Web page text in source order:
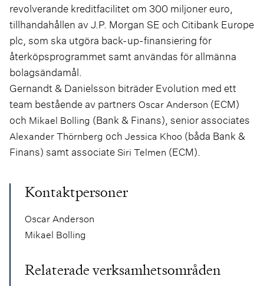
revolverande kreditfacilitet om 300 miljoner euro,
tillhandahållen av J.P. Morgan SE och Citibank Europe
plc, som ska utgöra back-up-finansiering för
återköpsprogrammet samt användas för allmänna
bolagsändamål.
Gernandt & Danielsson biträder Evolution med ett
team bestående av partners Oscar Anderson (ECM)
och Mikael Bolling (Bank & Finans), senior associates
Alexander Thörnberg och Jessica Khoo (båda Bank &
Finans) samt associate Siri Telmen (ECM).
Kontaktpersoner
Oscar Anderson
Mikael Bolling
Relaterade verksamhetsområden